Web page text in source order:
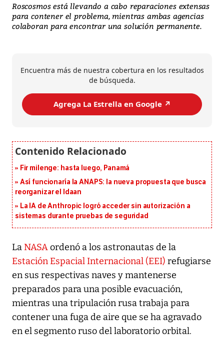
Roscosmos está llevando a cabo reparaciones extensas
para contener el problema, mientras ambas agencias
colaboran para encontrar una solución permanente.
Encuentra más de nuestra cobertura en los resultados
de búsqueda.
Agrega La Estrella en Google ↗️
Fir milenge: hasta luego, Panamá
Así funcionaría la ANAPS: la nueva propuesta que busca
reorganizar el Idaan
La IA de Anthropic logró acceder sin autorización a
sistemas durante pruebas de seguridad
LaNASAordenó a los astronautas de la
Estación Espacial Internacional (EEI) refugiarse
en sus respectivas naves y mantenerse
preparados para una posible evacuación,
mientras una tripulación rusa trabaja para
contener una fuga de aire que se ha agravado
en el segmento ruso del laboratorio orbital.